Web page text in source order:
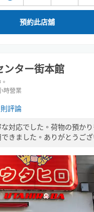
預約此店舖
ンター街本館
時營業
評論
対応でした。荷物の預か
きました。ありがとうござ